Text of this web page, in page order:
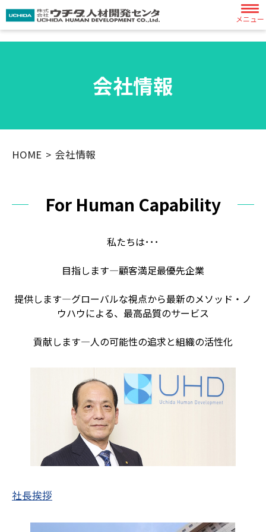
メニュー
会社情報
HOME 会社情報
For Human Capability
私たちは･･･
目指します―顧客満足最優先企業
提供します―グローバルな視点から最新のメソッド・ノ
ウハウによる、最高品質のサービス
貢献します―人の可能性の追求と組織の活性化
社長挨拶